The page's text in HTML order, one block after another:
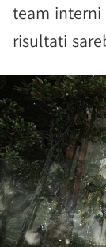
team interni
risultati